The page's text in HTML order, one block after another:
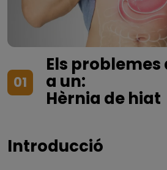
01
Els problemes
a un:
Hèrnia de hiat
Introducció